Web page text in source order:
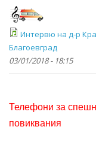
Интервю на д-р
Благоевград
03/01/2018 - 18:15
Телефони за
повиквания